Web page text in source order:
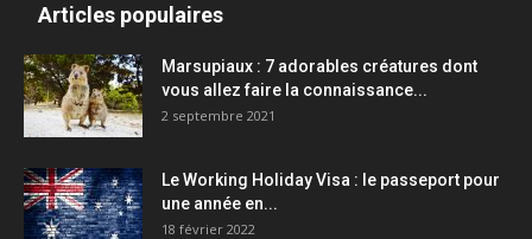
Articles populaires
Marsupiaux : 7 adorables créatures dont
vous allez faire la connaissance...
2 septembre 2021
Le Working Holiday Visa : le passeport pour
une année en...
18 février 2022